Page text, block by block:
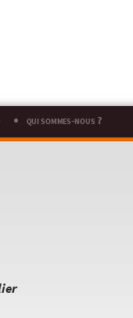
qui sommes-nous ?